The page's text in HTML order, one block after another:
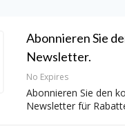
Abonnieren Sie
Newsletter.
No Expires
Abonnieren Sie den
Newsletter für